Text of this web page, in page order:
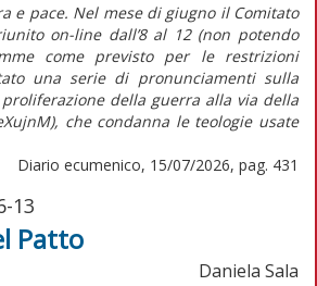
e pace. Nel mese di giugno il Comitato
on-line dall’8 al 12 (non potendo
come previsto per le restrizioni
una serie di pronunciamenti sulla
proliferazione della guerra alla via della
che condanna le teologie usate
Diario ecumenico, 15/07/2026, pag. 431
13
Patto
Daniela Sala